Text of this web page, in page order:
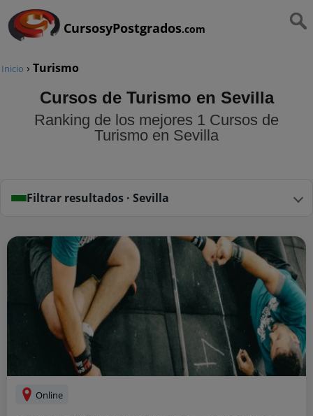
CursosyPostgrados.com
Inicio › Turismo
Cursos de Turismo en Sevilla
Ranking de los mejores 1 Cursos de
Turismo en Sevilla
Filtrar resultados · Sevilla
Online